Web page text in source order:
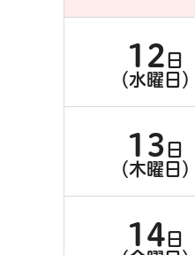
12 日
（水曜日）
13 日
（木曜日）
14 日